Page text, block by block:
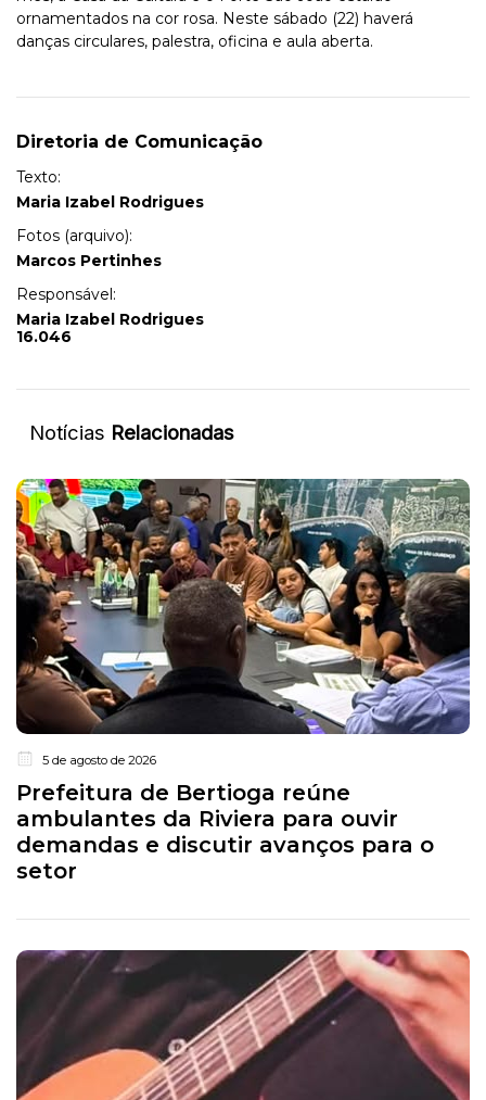
ornamentados na cor rosa. Neste sábado (22) haverá
danças circulares, palestra, oficina e aula aberta.
Diretoria de Comunicação
Texto:
Maria Izabel Rodrigues
Fotos (arquivo):
Marcos Pertinhes
Responsável:
Maria Izabel Rodrigues
16.046
Notícias Relacionadas
5 de agosto de 2026
Prefeitura de Bertioga reúne
ambulantes da Riviera para ouvir
demandas e discutir avanços para o
setor